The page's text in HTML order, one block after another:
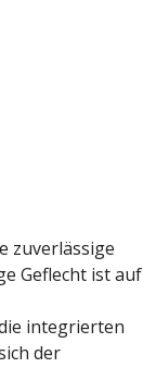
zuverlässige
Geflecht ist auf
integrierten
der